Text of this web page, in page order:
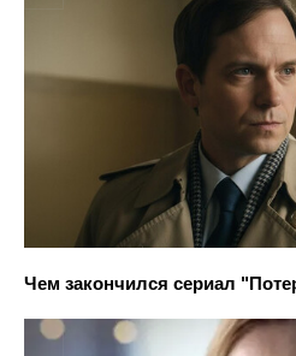
Чем закончился сериал